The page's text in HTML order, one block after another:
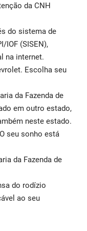
da CNH
do sistema de
IOF (SISEN),
na internet.
Escolha seu
da Fazenda de
em outro estado,
neste estado.
seu sonho está
da Fazenda de
do rodízio
ao seu